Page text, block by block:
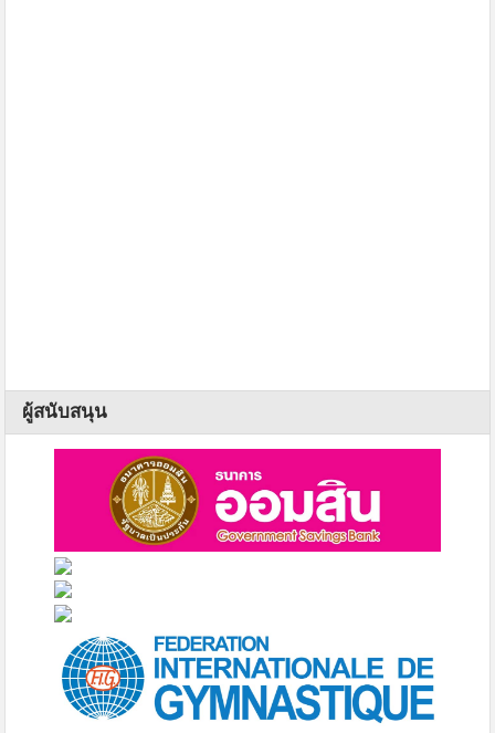
ผู้สนับสนุน